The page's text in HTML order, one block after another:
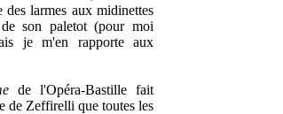
larmes aux midinettes
son paletot (pour moi
je m'en rapporte aux
de l'Opéra-Bastille fait
de Zeffirelli que toutes les